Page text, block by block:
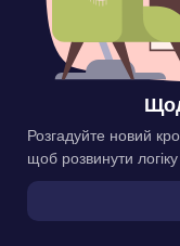
Розгадуйте новий
щоб розвинути